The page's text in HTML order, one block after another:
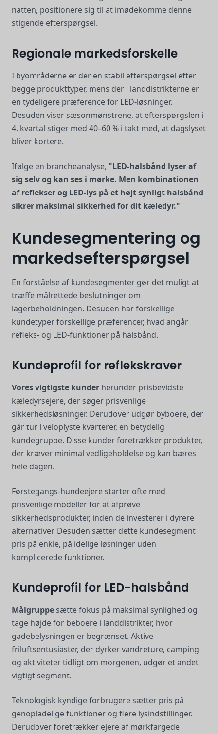
natten, positionere sig til at imødekomme denne
stigende efterspørgsel.
Regionale markedsforskelle
I byområderne er der en stabil efterspørgsel efter
begge produkttyper, mens der i landdistrikterne er
en tydeligere præference for LED-løsninger.
Desuden viser sæsonmønstrene, at efterspørgslen i
4. kvartal stiger med 40–60 % i takt med, at dagslyset
bliver kortere.
Ifølge en brancheanalyse, "LED-halsbånd lyser af
sig selv og kan ses i mørke. Men kombinationen
af reflekser og LED-lys på et højt synligt halsbånd
sikrer maksimal sikkerhed for dit kæledyr."
Kundesegmentering og
markedsefterspørgsel
En forståelse af kundesegmenter gør det muligt at
træffe målrettede beslutninger om
lagerbeholdningen. Desuden har forskellige
kundetyper forskellige præferencer, hvad angår
refleks- og LED-funktioner på halsbånd.
Kundeprofil for reflekskraver
Vores vigtigste kunder herunder prisbevidste
kæledyrsejere, der søger prisvenlige
sikkerhedsløsninger. Derudover udgør byboere, der
går tur i veloplyste kvarterer, en betydelig
kundegruppe. Disse kunder foretrækker produkter,
der kræver minimal vedligeholdelse og kan bæres
hele dagen.
Førstegangs-hundeejere starter ofte med
prisvenlige modeller for at afprøve
sikkerhedsprodukter, inden de investerer i dyrere
alternativer. Desuden sætter dette kundesegment
pris på enkle, pålidelige løsninger uden
komplicerede funktioner.
Kundeprofil for LED-halsbånd
Målgruppe sætte fokus på maksimal synlighed og
tage højde for beboere i landdistrikter, hvor
gadebelysningen er begrænset. Aktive
friluftsentusiaster, der dyrker vandreture, camping
og aktiviteter tidligt om morgenen, udgør et andet
vigtigt segment.
Teknologisk kyndige forbrugere sætter pris på
genopladelige funktioner og flere lysindstillinger.
Derudover foretrækker ejere af mørkfargede